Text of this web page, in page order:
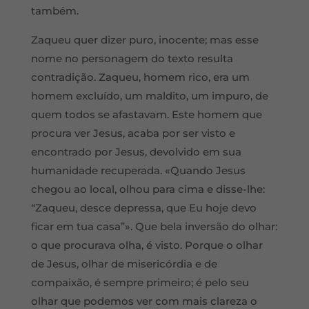
também.
Zaqueu quer dizer puro, inocente; mas esse
nome no personagem do texto resulta
contradição. Zaqueu, homem rico, era um
homem excluído, um maldito, um impuro, de
quem todos se afastavam. Este homem que
procura ver Jesus, acaba por ser visto e
encontrado por Jesus, devolvido em sua
humanidade recuperada. «Quando Jesus
chegou ao local, olhou para cima e disse-lhe:
“Zaqueu, desce depressa, que Eu hoje devo
ficar em tua casa”». Que bela inversão do olhar:
o que procurava olha, é visto. Porque o olhar
de Jesus, olhar de misericórdia e de
compaixão, é sempre primeiro; é pelo seu
olhar que podemos ver com mais clareza o